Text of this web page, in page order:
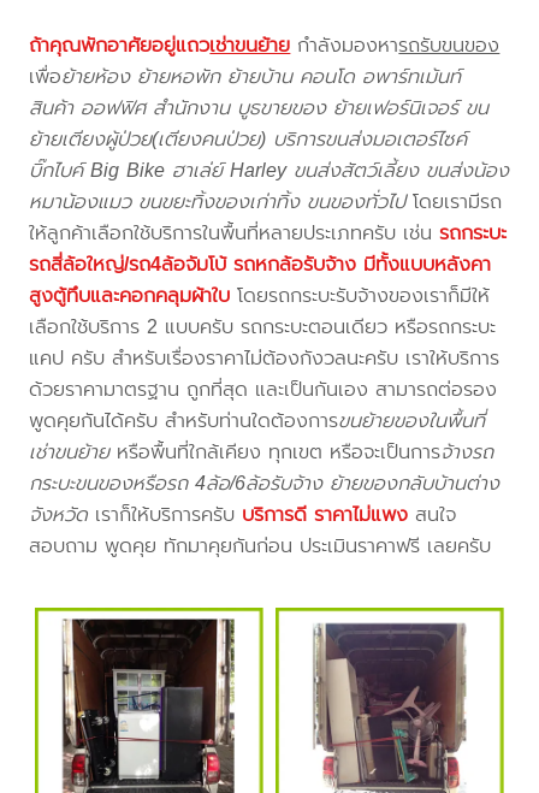
ถ้าคุณพักอาศัยอยู่แถวเช่าขนย้ายกำลังมองหารถรับขนของ
เพื่อย้ายห้อง ย้ายหอพัก ย้ายบ้าน คอนโด อพาร์ทเม้นท์
สินค้า ออฟฟิศ สำนักงาน บูธขายของ ย้ายเฟอร์นิเจอร์ ขน
ย้ายเตียงผู้ป่วย(เตียงคนป่วย) บริการขนส่งมอเตอร์ไซค์
บิ๊กไบค์ Big Bike ฮาเล่ย์ Harley ขนส่งสัตว์เลี้ยง ขนส่งน้อง
หมาน้องแมว ขนขยะทิ้งของเก่าทิ้ง ขนของทั่วไปโดยเรามีรถ
ให้ลูกค้าเลือกใช้บริการในพื้นที่หลายประเภทครับ เช่นรถกระบะ
รถสี่ล้อใหญ่/รถ4ล้อจัมโบ้ รถหกล้อรับจ้าง มีทั้งแบบหลังคา
สูงตู้ทึบและคอกคลุมผ้าใบ โดยรถกระบะรับจ้างของเราก็มีให้
เลือกใช้บริการ 2 แบบครับ รถกระบะตอนเดียว หรือรถกระบะ
แคป ครับ สำหรับเรื่องราคาไม่ต้องกังวลนะครับ เราให้บริการ
ด้วยราคามาตรฐาน ถูกที่สุด และเป็นกันเอง สามารถต่อรอง
พูดคุยกันได้ครับ สำหรับท่านใดต้องการขนย้ายของในพื้นที่
เช่าขนย้ายหรือพื้นที่ใกล้เคียง ทุกเขต หรือจะเป็นการจ้างรถ
กระบะขนของหรือรถ 4ล้อ/6ล้อรับจ้าง ย้ายของกลับบ้านต่าง
จังหวัด เราก็ให้บริการครับ บริการดี ราคาไม่แพง สนใจ
สอบถาม พูดคุย ทักมาคุยกันก่อน ประเมินราคาฟรี เลยครับ